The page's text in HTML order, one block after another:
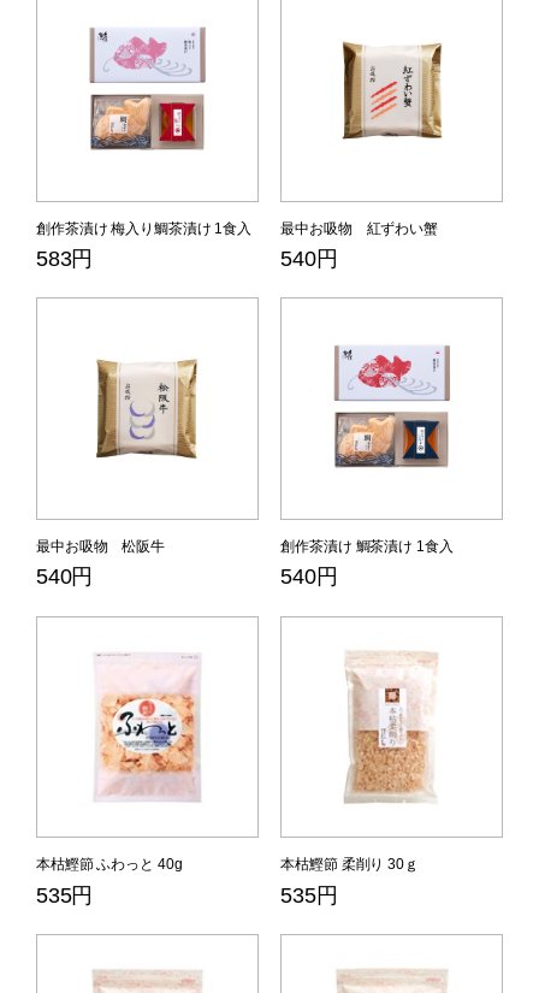
創作茶漬け 梅入り鯛茶漬け 1食入
583円
最中お吸物 紅ずわい蟹
540円
最中お吸物 松阪牛
540円
創作茶漬け 鯛茶漬け 1食入
540円
本枯鰹節 ふわっと 40g
535円
本枯鰹節 柔削り 30ｇ
535円